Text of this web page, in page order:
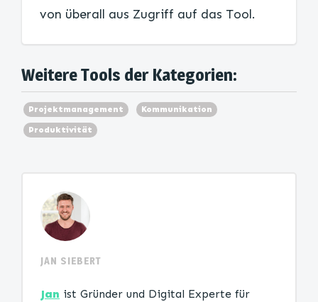
von überall aus Zugriff auf das Tool.
Weitere Tools der Kategorien:
Projektmanagement Kommunikation
Produktivität
JAN SIEBERT
Jan ist Gründer und Digital Experte für